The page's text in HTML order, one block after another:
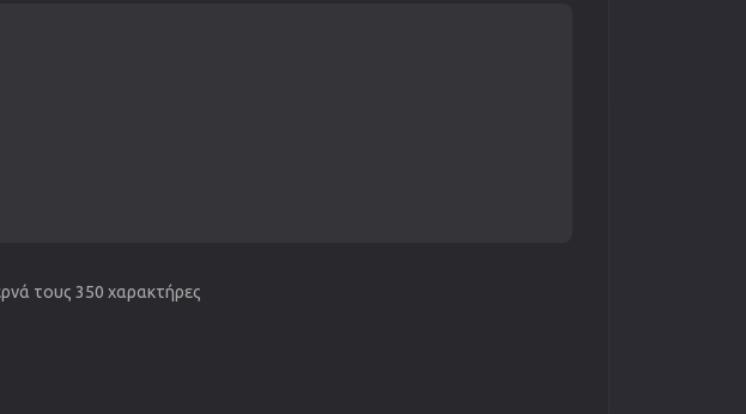
τους 350 χαρακτήρες